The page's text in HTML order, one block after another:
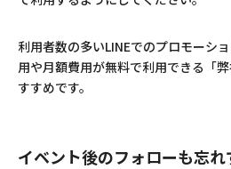
利用者数の多いLINEでのプロモーシ
用や月額費用が無料で利用できる「
すすめです。
イベント後のフォローも忘れ